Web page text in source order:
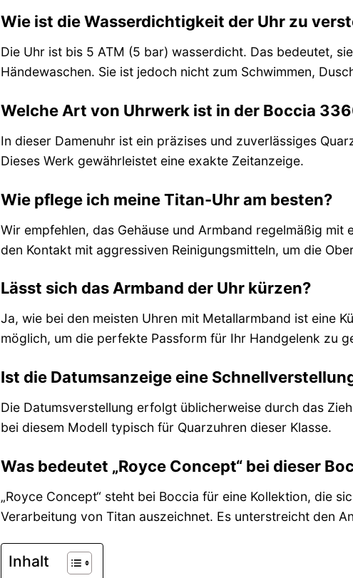
Wie ist die Wasserdichtigkeit der Uhr zu
Die Uhr ist bis 5 ATM (5 bar) wasserdicht. Das bedeutet,
Händewaschen. Sie ist jedoch nicht zum Schwimmen,
Welche Art von Uhrwerk ist in der Boccia
In dieser Damenuhr ist ein präzises und zuverlässiges
Dieses Werk gewährleistet eine exakte Zeitanzeige.
Wie pflege ich meine Titan-Uhr am besten?
Wir empfehlen, das Gehäuse und Armband regelmäßig
den Kontakt mit aggressiven Reinigungsmitteln, um die
Lässt sich das Armband der Uhr kürzen?
Ja, wie bei den meisten Uhren mit Metallarmband ist eine
möglich, um die perfekte Passform für Ihr Handgelenk zu
Ist die Datumsanzeige eine
Die Datumsverstellung erfolgt üblicherweise durch das
bei diesem Modell typisch für Quarzuhren dieser Klasse.
Was bedeutet „Royce Concept“ bei dieser
„Royce Concept“ steht bei Boccia für eine Kollektion, die
Verarbeitung von Titan auszeichnet. Es unterstreicht den
Inhalt